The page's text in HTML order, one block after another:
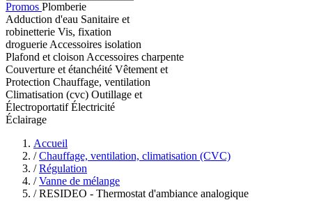
Promos Plomberie
Adduction d'eau Sanitaire et
robinetterie Vis, fixation
droguerie Accessoires isolation
Plafond et cloison Accessoires charpente
Couverture et étanchéité Vêtement et
Protection Chauffage, ventilation
Climatisation (cvc) Outillage et
ÉlectroportatifÉlectricité
Éclairage
Accueil
/ Chauffage, ventilation, climatisation (CVC)
/ Régulation
/ Vanne de mélange
/ RESIDEO - Thermostat d'ambiance analogique